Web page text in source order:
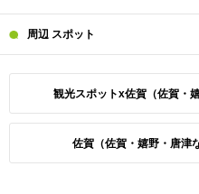
周辺 スポット
観光スポットx佐賀（佐賀・
佐賀（佐賀・嬉野・唐津